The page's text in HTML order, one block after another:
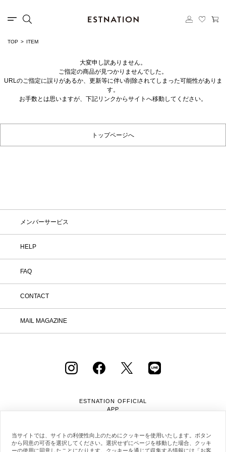
TOP ITEM
大変申し訳ありません。
ご指定の商品が見つかりませんでした。
URLのご指定に誤りがあるか、更新等に伴い削除されてしまった可能性がありま
す。
お手数とは思いますが、下記リンクからサイトへ移動してください。
トップページへ
メンバーサービス
HELP
FAQ
CONTACT
MAIL MAGAZINE
ESTNATION OFFICIAL
APP
当サイトでは、サイトの利便性向上のためにクッキーを使用いたします。ボタン
から同意の可否を選択してください。選択せずにページを移動した場合、クッキ
ーの使用に同意したことになります。クッキーを通じて収集する情報には「お客